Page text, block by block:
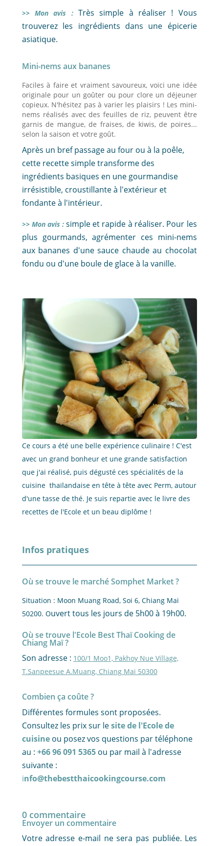
>> Mon avis : Très simple à réaliser ! Vous
trouverez les ingrédients dans une épicerie
asiatique.
Mini-nems aux bananes
Faciles à faire et vraiment savoureux, voici une idée
originale pour un goûter ou pour clore un déjeuner
copieux. N'hésitez pas à varier les plaisirs ! Les mini-
nems réalisés avec des feuilles de riz, peuvent être
garnis de mangue, de fraises, de kiwis, de poires...
selon la saison et votre goût.
Après un bref passage au four ou à la poêle,
cette recette simple transforme des
ingrédients basiques en une gourmandise
irrésistible, croustillante à l'extérieur et
fondante à l'intérieur.
>> Mon avis : simple et rapide à réaliser. Pour les
plus gourmands, agrémenter ces mini-nems
aux bananes d'une sauce chaude au chocolat
fondu ou d'une boule de glace à la vanille.
Ce cours a été une belle expérience culinaire ! C'est
avec un grand bonheur et une grande satisfaction
que j'ai réalisé, puis dégusté ces spécialités de la
cuisine thaïlandaise en tête à tête avec Perm, autour
d'une tasse de thé. Je suis repartie avec le livre des
recettes de l'Ecole et un beau diplôme !
Infos pratiques
Où se trouve le marché Somphet Market ?
Situation : Moon Muang Road, Soi 6, Chiang Mai
50200. Ouvert tous les jours de 5h00 à 19h00.
Où se trouve l'Ecole Best Thaï Cooking de
Chiang Maï ?
Son adresse : 100/1 Moo1, Pakhoy Nue Village,
T.Sanpeesue A.Muang, Chiang Mai 50300
Combien ça coûte ?
Différentes formules sont proposées.
Consultez les prix sur lesite de l'Ecole de
cuisineou posez vos questions par téléphone
au : +66 96 091 5365ou par mail à l'adresse
suivante :
info@thebestthaicookingcourse.com
0 commentaire
Envoyer un commentaire
Votre adresse e-mail ne sera pas publiée. Les